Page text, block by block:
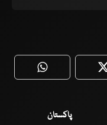
WhatsApp
پاکستان